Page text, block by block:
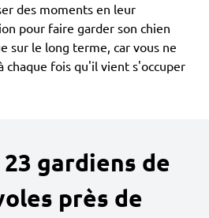
des moments en leur
pour faire garder son chien
sur le long terme, car vous ne
chaque fois qu'il vient s'occuper
gardiens de
près de